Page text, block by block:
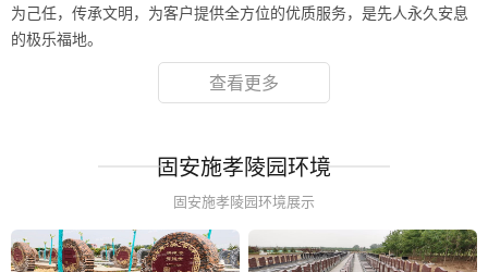
为己任，传承文明，为客户提供全方位的优质服务，是先人永久安息
的极乐福地。
查看更多
固安施孝陵园环境
固安施孝陵园环境展示